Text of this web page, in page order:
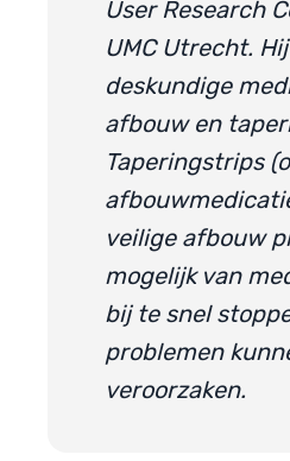
User Research
UMC Utrecht.
deskundige
afbouw en
Taperingstrips
veilige afbouw
mogelijk van
bij te snel
problemen
veroorzaken.